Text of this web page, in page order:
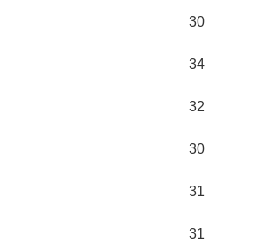
30
34
32
30
31
31